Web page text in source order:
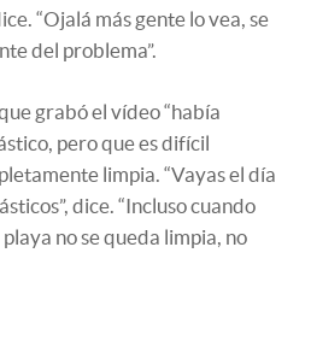
“Ojalá más gente lo vea, se
del problema”.
grabó el vídeo “había
pero que es difícil
limpia. “Vayas el día
dice. “Incluso cuando
no se queda limpia, no